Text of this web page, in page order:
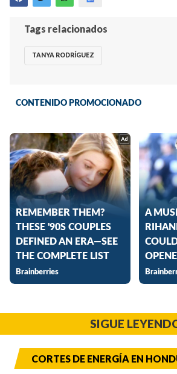
Tags relacionados
TANYA RODRÍGUEZ
SIGUE
CORTES DE ENERGÍA EN